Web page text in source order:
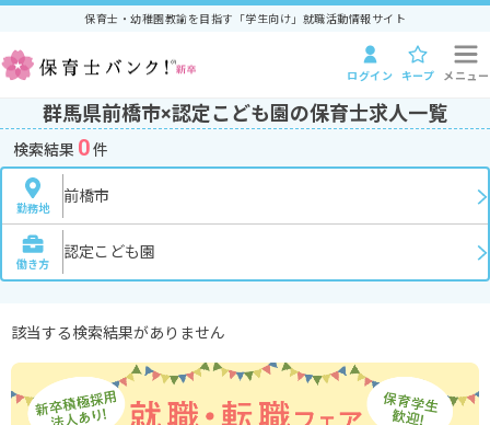
保育士・幼稚園教諭を目指す「学生向け」就職活動情報サイト
ログイン キープ メニュー
群馬県前橋市×認定こども園の保育士求人一覧
検索結果 0件
勤務地
前橋市
働き方
認定こども園
該当する検索結果がありません